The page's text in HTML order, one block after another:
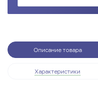
Описание товара
Характеристики